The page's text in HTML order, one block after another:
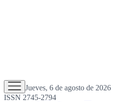
Jueves, 6 de agosto de 2026
ISSN 2745-2794